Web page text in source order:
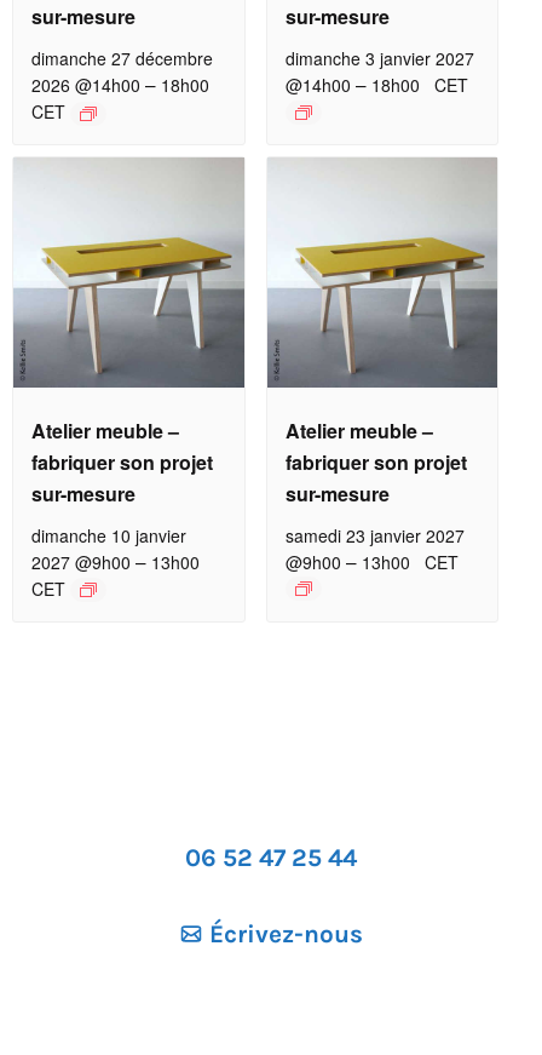
sur-mesure
dimanche 27 décembre
2026 @14h00 – 18h00
CET
sur-mesure
dimanche 3 janvier 2027
@14h00 – 18h00 CET
Atelier meuble –
fabriquer son projet
sur-mesure
dimanche 10 janvier
2027 @9h00 – 13h00
CET
Atelier meuble –
fabriquer son projet
sur-mesure
samedi 23 janvier 2027
@9h00 – 13h00 CET
06 52 47 25 44
Écrivez-nous